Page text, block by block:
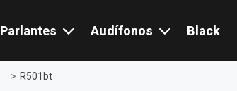
Parlantes Audífonos Black
R501bt